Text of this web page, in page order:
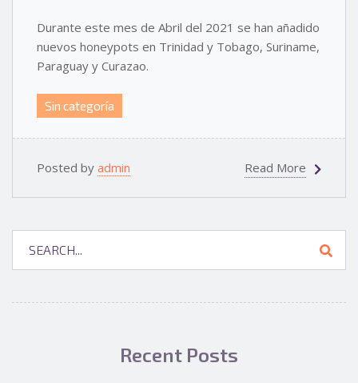
Durante este mes de Abril del 2021 se han añadido
nuevos honeypots en Trinidad y Tobago, Suriname,
Paraguay y Curazao.
Sin categoría
Posted by admin Read More
Recent Posts